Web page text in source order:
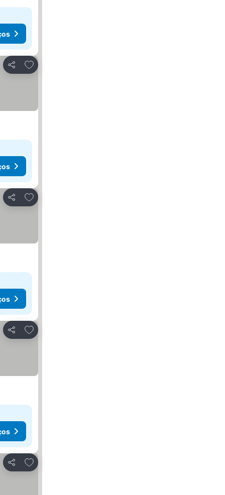
Partilhar
Adicionar aos favoritos
Partilhar
Adicionar aos favoritos
Partilhar
Adicionar aos favoritos
Partilhar
Adicionar aos favoritos